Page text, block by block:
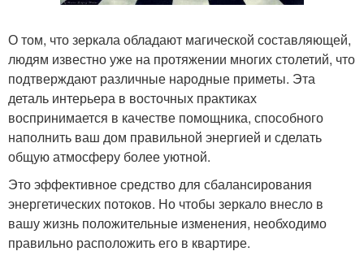
О том, что зеркала обладают магической составляющей,
людям известно уже на протяжении многих столетий, что
подтверждают различные народные приметы. Эта
деталь интерьера в восточных практиках
воспринимается в качестве помощника, способного
наполнить ваш дом правильной энергией и сделать
общую атмосферу более уютной.
Это эффективное средство для сбалансирования
энергетических потоков. Но чтобы зеркало внесло в
вашу жизнь положительные изменения, необходимо
правильно расположить его в квартире.